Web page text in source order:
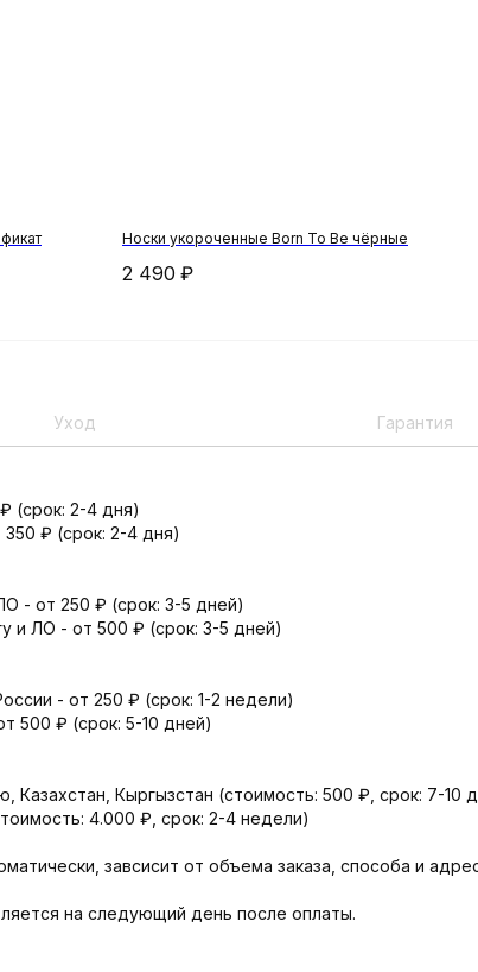
Носки укороченные Born To Be чёрные
2 490 ₽
Уход Гарантия
(срок: 2-4 дня)
₽ (срок: 2-4 дня)
- от 250 ₽ (срок: 3-5 дней)
и ЛО - от 500 ₽ (срок: 3-5 дней)
- от 250 ₽ (срок: 1-2 недели)
500 ₽ (срок: 5-10 дней)
Кыргызстан (стоимость: 500 ₽, срок: 7-10
4.000 ₽, срок: 2-4 недели)
завсисит от объема заказа, способа и
на следующий день после оплаты.